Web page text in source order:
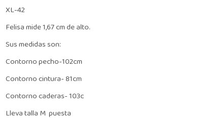
XL-42
Felisa mide 1,67 cm de alto.
Sus medidas son:
Contorno pecho-102cm
Contorno cintura- 81cm
Contorno caderas- 103c
Lleva talla M puesta